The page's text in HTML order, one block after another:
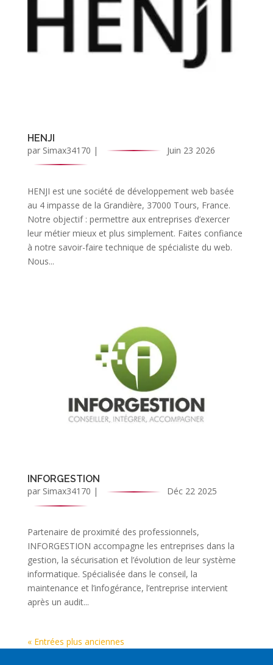
HENJI
par Simax34170 | Juin 23 2026
HENJI est une société de développement web basée
au 4 impasse de la Grandière, 37000 Tours, France.
Notre objectif : permettre aux entreprises d’exercer
leur métier mieux et plus simplement. Faites confiance
à notre savoir-faire technique de spécialiste du web.
Nous...
INFORGESTION
par Simax34170 | Déc 22 2025
Partenaire de proximité des professionnels,
INFORGESTION accompagne les entreprises dans la
gestion, la sécurisation et l’évolution de leur système
informatique. Spécialisée dans le conseil, la
maintenance et l’infogérance, l’entreprise intervient
après un audit...
« Entrées plus anciennes